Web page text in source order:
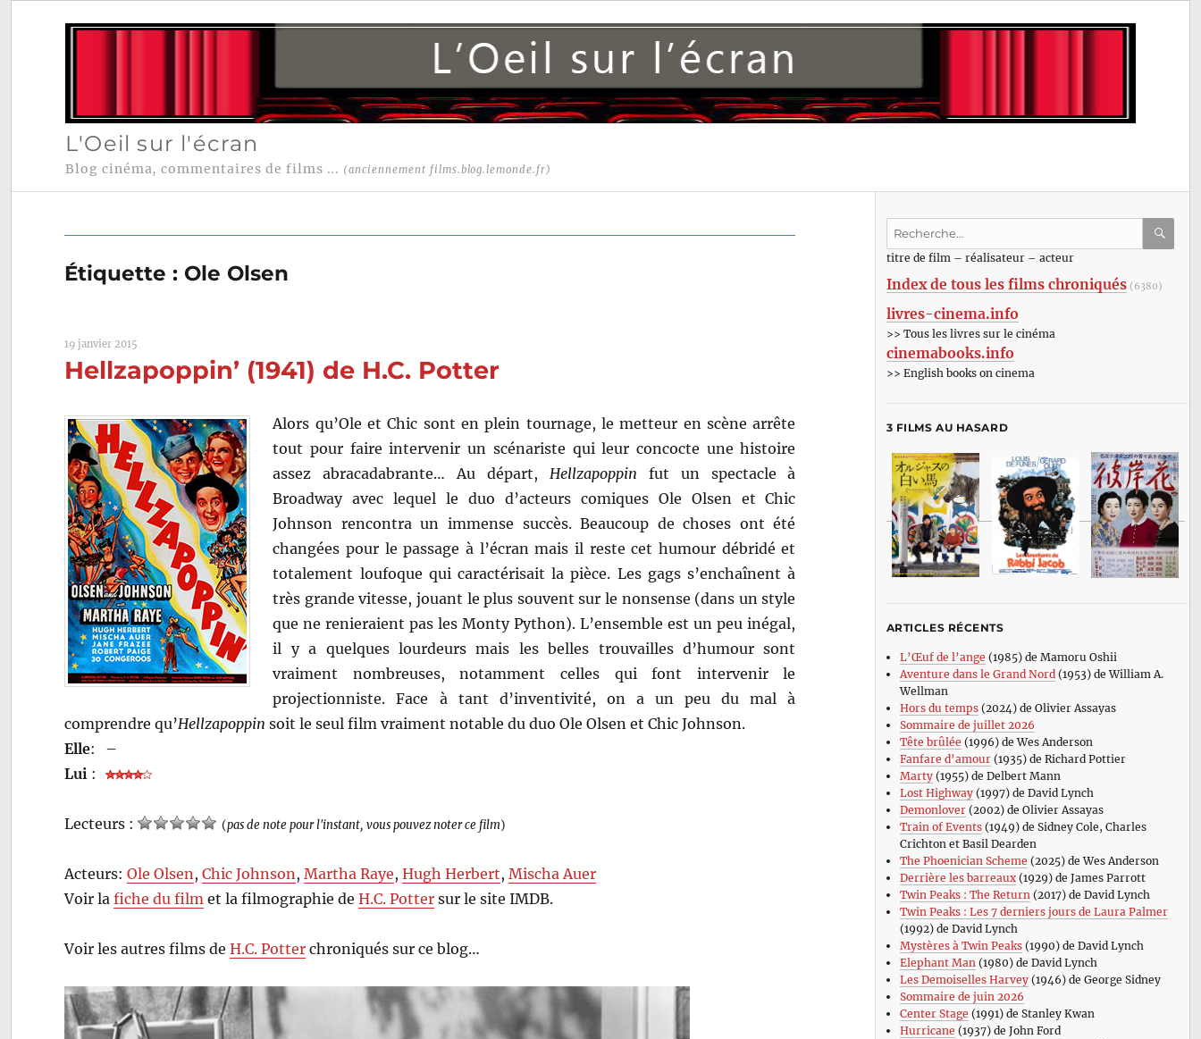
L'Oeil sur l'écran
Blog cinéma, commentaires de films ... (anciennement films.blog.lemonde.fr)
Étiquette : Ole Olsen
19 janvier 2015
Hellzapoppin’ (1941) de H.C. Potter
Alors qu’Ole et Chic sont en plein tournage, le metteur en scène arrête
tout pour faire intervenir un scénariste qui leur concocte une histoire
assez abracadabrante… Au départ, Hellzapoppin fut un spectacle à
Broadway avec lequel le duo d’acteurs comiques Ole Olsen et Chic
Johnson rencontra un immense succès. Beaucoup de choses ont été
changées pour le passage à l’écran mais il reste cet humour débridé et
totalement loufoque qui caractérisait la pièce. Les gags s’enchaînent à
très grande vitesse, jouant le plus souvent sur le nonsense (dans un style
que ne renieraient pas les Monty Python). L’ensemble est un peu inégal,
il y a quelques lourdeurs mais les belles trouvailles d’humour sont
vraiment nombreuses, notamment celles qui font intervenir le
projectionniste. Face à tant d’inventivité, on a un peu du mal à
comprendre qu’Hellzapoppin soit le seul film vraiment notable du duo Ole Olsen et Chic Johnson.
Elle:
–
Lui :
Lecteurs : (pas de note pour l'instant, vous pouvez noter ce film)
Acteurs:Ole Olsen ,Chic Johnson ,Martha Raye,Hugh Herbert,Mischa Auer
Voir lafiche du film et la filmographie deH.C. Potter sur le site IMDB.
Voir les autres films deH.C. Potter chroniqués sur ce blog…
Recherche
:titre de film – réalisateur – acteur
Index de tous les films chroniqués (6380)
livres-cinema.info
>> Tous les livres sur le cinéma
cinemabooks.info
>> English books on cinema
3 FILMS AU HASARD
ARTICLES RÉCENTS
L’Œuf de l’ange (1985) de Mamoru Oshii
Aventure dans le Grand Nord(1953) de William A.
Wellman
Hors du temps(2024) de Olivier Assayas
Sommaire de juillet 2026
Tête brûlée (1996) de Wes Anderson
Fanfare d’amour(1935) de Richard Pottier
Marty(1955) de Delbert Mann
Lost Highway(1997) de David Lynch
Demonlover(2002) de Olivier Assayas
Train of Events(1949) de Sidney Cole, Charles
Crichton et Basil Dearden
The Phoenician Scheme (2025) de Wes Anderson
Derrière les barreaux(1929) de James Parrott
Twin Peaks : The Return(2017) de David Lynch
Twin Peaks : Les 7 derniers jours de Laura Palmer
(1992) de David Lynch
Mystères à Twin Peaks(1990) de David Lynch
Elephant Man(1980) de David Lynch
Les Demoiselles Harvey(1946) de George Sidney
Sommaire de juin 2026
Center Stage (1991) de Stanley Kwan
Hurricane (1937) de John Ford